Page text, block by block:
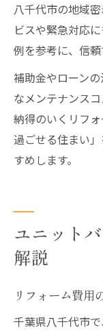
八千代市の地域
ビスや緊急対応
例を参考に、信
補助金やローン
なメンテナンス
納得のいくリフ
過ごせる住まい
すめします。
ユニット
解説
リフォーム費用
千葉県八千代市